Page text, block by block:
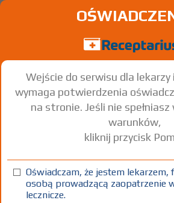
Prontoderm Nasal
żel 1 but. 30 ml
100%
Wejście do serwisu dla
wymaga potwierdzenia
na stronie. Jeśli nie spełniasz
warunków,
kliknij przycisk
Oświadczam, że jestem lekarzem,
osobą prowadzącą zaopatrzenie
lecznicze.